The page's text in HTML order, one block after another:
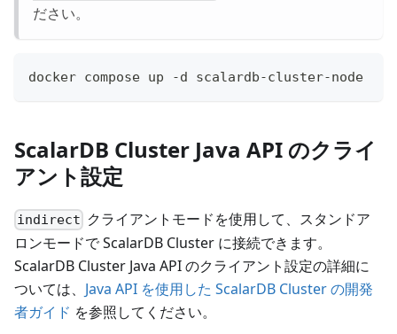
ださい。
docker compose up -d scalardb-cluster-node
ScalarDB Cluster Java API のクライ
アント設定
indirect クライアントモードを使用して、スタンドア
ロンモードで ScalarDB Cluster に接続できます。
ScalarDB Cluster Java API のクライアント設定の詳細に
ついては、 Java API を使用した ScalarDB Cluster の開発
者ガイド を参照してください。